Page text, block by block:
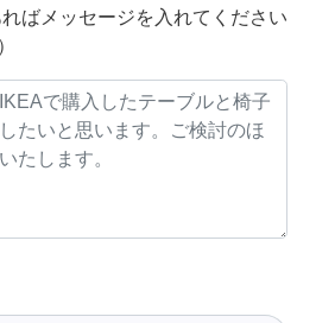
ばメッセージを入れてください